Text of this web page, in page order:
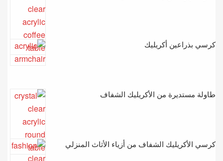
كرسي بذراعين أكريليك
طاولة مستديرة من الأكريليك الشفاف
كرسي الأكريليك الشفاف من أزياء الأثاث المنزلي